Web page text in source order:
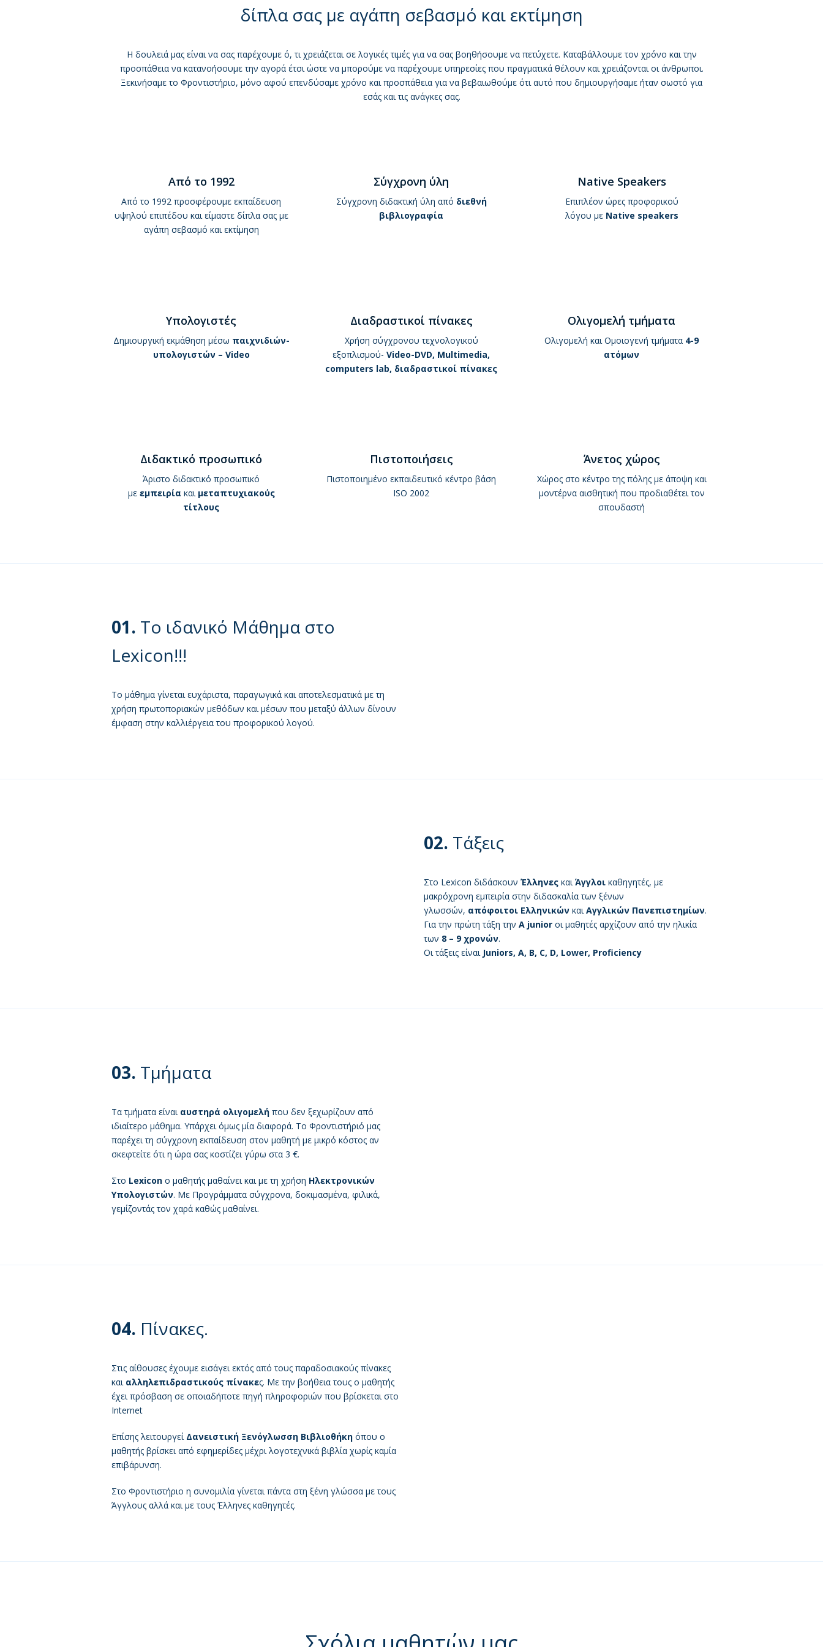
χρόνοΞεκινήστε
σήμερα!
δίπλα σας με αγάπη σεβασμό και εκτίμηση
Η δουλειά μας είναι να σας παρέχουμε ό, τι χρειάζεται σε λογικές τιμές για να σας βοηθήσουμε να πετύχετε. Καταβάλλουμε τον χρόνο και την
προσπάθεια να κατανοήσουμε την αγορά έτσι ώστε να μπορούμε να παρέχουμε υπηρεσίες που πραγματικά θέλουν και χρειάζονται οι άνθρωποι.
Ξεκινήσαμε το Φροντιστήριο, μόνο αφού επενδύσαμε χρόνο και προσπάθεια για να βεβαιωθούμε ότι αυτό που δημιουργήσαμε ήταν σωστό για
εσάς και τις ανάγκες σας.
Από το 1992
Από το 1992 προσφέρουμε εκπαίδευση
υψηλού επιπέδου και είμαστε δίπλα σας με
αγάπη σεβασμό και εκτίμηση
Σύγχρονη ύλη
Σύγχρονη διδακτική ύλη από διεθνή
βιβλιογραφία
Native Speakers
Επιπλέον ώρες προφορικού
λόγου με Native speakers
Υπολογιστές
Δημιουργική εκμάθηση μέσω παιχνιδιών-
υπολογιστών – Video
Διαδραστικοί πίνακες
Χρήση σύγχρονου τεχνολογικού
εξοπλισμού-Video-DVD, Multimedia,
computers lab, διαδραστικοί πίνακες
Ολιγομελή τμήματα
Ολιγομελή και Ομοιογενή τμήματα 4-9
ατόμων
Διδακτικό προσωπικό
Άριστο διδακτικό προσωπικό
με εμπειρία και μεταπτυχιακούς
τίτλους
Πιστοποιήσεις
Πιστοποιημένο εκπαιδευτικό κέντρο βάση
ISO 2002
Άνετος χώρος
Χώρος στο κέντρο της πόλης με άποψη και
μοντέρνα αισθητική που προδιαθέτει τον
σπουδαστή
01. Το ιδανικό Μάθημα στο
Lexicon!!!
Το μάθημα γίνεται ευχάριστα, παραγωγικά και αποτελεσματικά με τη
χρήση πρωτοποριακών μεθόδων και μέσων που μεταξύ άλλων δίνουν
έμφαση στην καλλιέργεια του προφορικού λογού.
02. Τάξεις
Στο Lexicon διδάσκουν Έλληνες καιΆγγλοι καθηγητές, με
μακρόχρονη εμπειρία στην διδασκαλία των ξένων
γλωσσών, απόφοιτοι Ελληνικών καιΑγγλικών Πανεπιστημίων.
Για την πρώτη τάξη την Α junior οι μαθητές αρχίζουν από την ηλικία
των 8 – 9 χρονών.
Οι τάξεις είναιJuniors, A, B, C, D, Lower, Proficiency
03. Τμήματα
Τα τμήματα είναι αυστηρά ολιγομελή που δεν ξεχωρίζουν από
ιδιαίτερο μάθημα. Υπάρχει όμως μία διαφορά. Το Φροντιστήριό μας
παρέχει τη σύγχρονη εκπαίδευση στον μαθητή με μικρό κόστος αν
σκεφτείτε ότι η ώρα σας κοστίζει γύρω στα 3 €.
Στο Lexicon ο μαθητής μαθαίνει και με τη χρήση Ηλεκτρονικών
Υπολογιστών. Με Προγράμματα σύγχρονα, δοκιμασμένα, φιλικά,
γεμίζοντάς τον χαρά καθώς μαθαίνει.
04. Πίνακες.
Στις αίθουσες έχουμε εισάγει εκτός από τους παραδοσιακούς πίνακες
και αλληλεπιδραστικούς πίνακες. Με την βοήθεια τους ο μαθητής
έχει πρόσβαση σε οποιαδήποτε πηγή πληροφοριών που βρίσκεται στο
Internet
Επίσης λειτουργεί Δανειστική Ξενόγλωσση Βιβλιοθήκη όπου ο
μαθητής βρίσκει από εφημερίδες μέχρι λογοτεχνικά βιβλία χωρίς καμία
επιβάρυνση.
Στο Φροντιστήριο η συνομιλία γίνεται πάντα στη ξένη γλώσσα με τους
Άγγλους αλλά και με τους Έλληνες καθηγητές.